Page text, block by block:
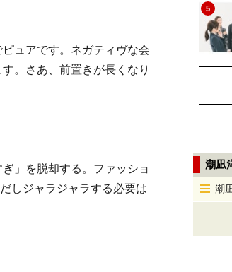
ュアです。ネガティヴな会
。さあ、前置きが長くなり
」を脱却する。ファッショ
しジャラジャラする必要は
5
潮凪
潮